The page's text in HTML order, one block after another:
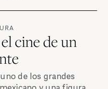
cine de un
de los grandes